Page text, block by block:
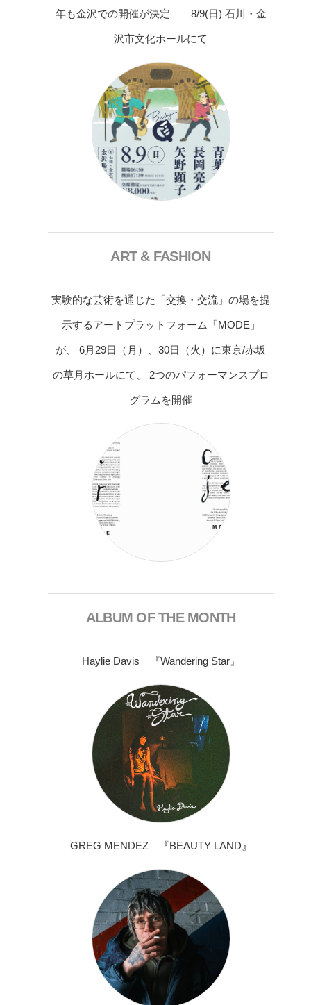
年も金沢での開催が決定 8/9(日) 石川・金
沢市文化ホールにて
ART & FASHION
実験的な芸術を通じた「交換・交流」の場を提
示するアートプラットフォーム「MODE」
が、 6月29日（月）、30日（火）に東京/赤坂
の草月ホールにて、 2つのパフォーマンスプロ
グラムを開催
ALBUM OF THE MONTH
Haylie Davis 『Wandering Star』
GREG MENDEZ 『BEAUTY LAND』